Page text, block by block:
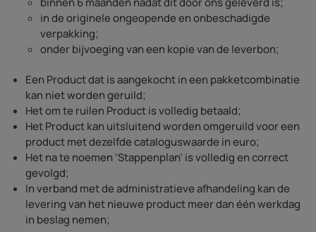
in de originele ongeopende en onbeschadigde
verpakking;
onder bijvoeging van een kopie van de leverbon;
Een Product dat is aangekocht in een pakketcombinatie
kan niet worden geruild;
Het om te ruilen Product is volledig betaald;
Het Product kan uitsluitend worden omgeruild voor een
product met dezelfde cataloguswaarde in euro;
Het na te noemen ‘Stappenplan’ is volledig en correct
gevolgd;
In verband met de administratieve afhandeling kan de
levering van het nieuwe product meer dan één werkdag
in beslag nemen;